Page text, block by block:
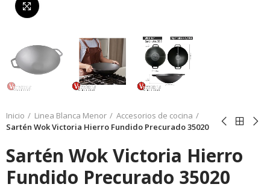
Inicio Linea Blanca Menor
Accesorios de cocina
Sartén Wok Victoria Hierro Fundido Precurado 35020
Sartén Wok Victoria Hierro
Fundido Precurado 35020